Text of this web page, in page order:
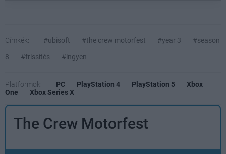
Címkék: #ubisoft #the crew motorfest #year 3
#season
8
#frissítés #ingyen
Platformok: PC PlayStation 4 PlayStation 5
Xbox
One
Xbox Series X
The Crew Motorfest